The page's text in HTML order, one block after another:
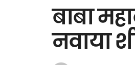
बाबा
नवाया